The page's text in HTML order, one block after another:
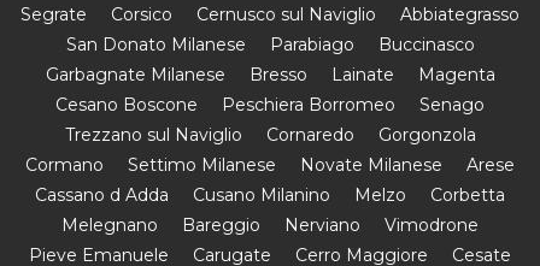
Segrate
Corsico Cernusco sul Naviglio
Abbiategrasso
San Donato Milanese
Parabiago
Buccinasco
Garbagnate Milanese
Bresso Lainate
Magenta
Cesano Boscone
Peschiera Borromeo
Senago
Trezzano sul Naviglio
Cornaredo
Gorgonzola
Cormano
Settimo Milanese Novate Milanese
Arese
Cassano d Adda
Cusano Milanino Melzo
Corbetta
Melegnano
Bareggio Nerviano
Vimodrone
Pieve Emanuele
Carugate Cerro Maggiore
Cesate